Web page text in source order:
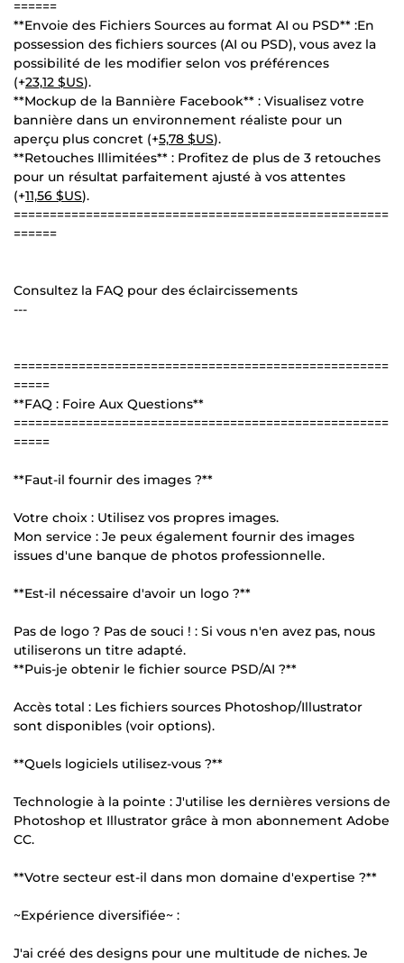
======
**Envoie des Fichiers Sources au format AI ou PSD** :En
possession des fichiers sources (AI ou PSD), vous avez la
possibilité de les modifier selon vos préférences
(+23,12 $US).
**Mockup de la Bannière Facebook** : Visualisez votre
bannière dans un environnement réaliste pour un
aperçu plus concret (+5,78 $US).
**Retouches Illimitées** : Profitez de plus de 3 retouches
pour un résultat parfaitement ajusté à vos attentes
(+11,56 $US).
====================================================
======
Consultez la FAQ pour des éclaircissements
---
====================================================
=====
**FAQ : Foire Aux Questions**
====================================================
=====
**Faut-il fournir des images ?**
Votre choix : Utilisez vos propres images.
Mon service : Je peux également fournir des images
issues d'une banque de photos professionnelle.
**Est-il nécessaire d'avoir un logo ?**
Pas de logo ? Pas de souci ! : Si vous n'en avez pas, nous
utiliserons un titre adapté.
**Puis-je obtenir le fichier source PSD/AI ?**
Accès total : Les fichiers sources Photoshop/Illustrator
sont disponibles (voir options).
**Quels logiciels utilisez-vous ?**
Technologie à la pointe : J'utilise les dernières versions de
Photoshop et Illustrator grâce à mon abonnement Adobe
CC.
**Votre secteur est-il dans mon domaine d'expertise ?**
~Expérience diversifiée~ :
J'ai créé des designs pour une multitude de niches. Je